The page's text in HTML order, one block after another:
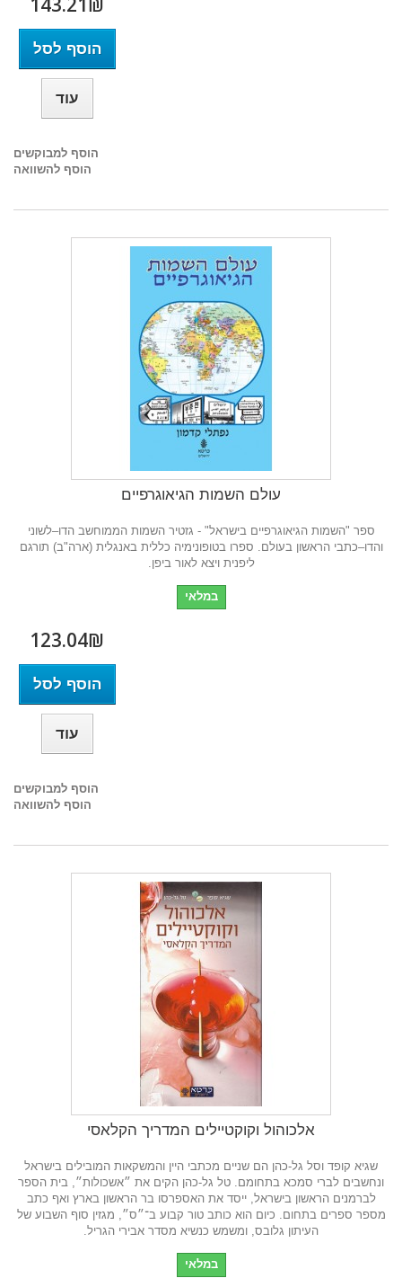
הוסף לסל
עוד
הוסף למבוקשים
הוסף להשוואה
עולם השמות הגיאוגרפיים
ספר "השמות הגיאוגרפיים בישראל" - גזטיר השמות הממוחשב הדו–לשוני
והדו–כתבי הראשון בעולם. ספרו בטופונימיה כללית באנגלית (ארה"ב) תורגם
ליפנית ויצא לאור ביפן.
במלאי
123.04₪‎
הוסף לסל
עוד
הוסף למבוקשים
הוסף להשוואה
אלכוהול וקוקטיילים המדריך הקלאסי
שגיא קופד וסל גל-כהן הם שניים מכתבי היין והמשקאות המובילים בישראל
ונחשבים לברי סמכא בתחומם. טל גל-כהן הקים את ״אשכולות״, בית הספר
לברמנים הראשון בישראל, ייסד את האספרסו בר הראשון בארץ ואף כתב
מספר ספרים בתחום. כיום הוא כותב טור קבוע ב־״ס״, מגזין סוף השבוע של
העיתון גלובס, ומשמש כנשיא מסדר אבירי הגריל.
במלאי